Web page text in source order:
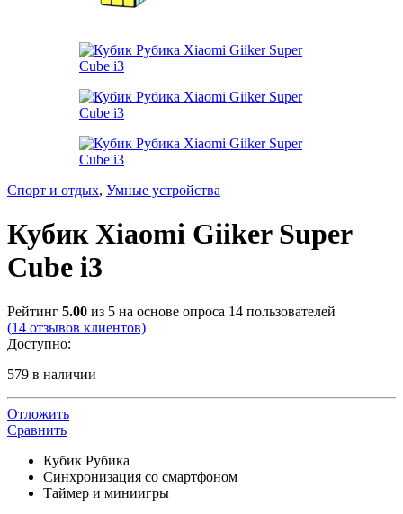
Спорт и отдых, Умные устройства
Кубик Xiaomi Giiker Super
Cube i3
Рейтинг 5.00 из 5 на основе опроса 14 пользователей
(14 отзывов клиентов)
Доступно:
579 в наличии
Отложить
Сравнить
Кубик Рубика
Синхронизация со смартфоном
Таймер и миниигры